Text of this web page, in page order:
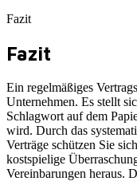
Fazit
Fazit
Ein regelmäßiges
Unternehmen. Es stellt
Schlagwort auf dem
wird. Durch das
Verträge schützen Sie
kostspielige
Vereinbarungen heraus.